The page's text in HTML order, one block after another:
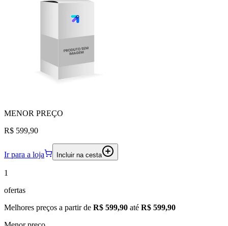
MENOR PREÇO
R$ 599,90
Ir para a loja Incluir na cesta
1
ofertas
Melhores preços a partir de R$ 599,90 até R$ 599,90